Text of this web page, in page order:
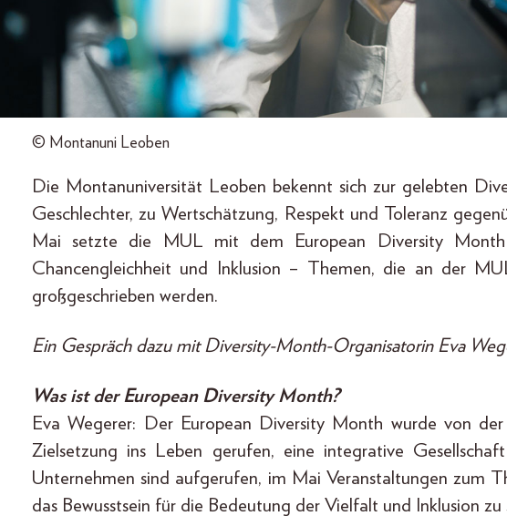
© Montanuni Leoben
Die Montanuniversität Leoben bekennt sich zur gelebten
Geschlechter, zu Wertschätzung, Respekt und Toleranz
Mai setzte die MUL mit dem European Diversity
Chancengleichheit und Inklusion – Themen, die an der
großgeschrieben werden.
Ein Gespräch dazu mit Diversity-Month-Organisatorin Eva
Was ist der European Diversity Month?
Eva Wegerer: Der European Diversity Month wurde von
Zielsetzung ins Leben gerufen, eine integrative
Unternehmen sind aufgerufen, im Mai Veranstaltungen zum
das Bewusstsein für die Bedeutung der Vielfalt und Inklusion zu